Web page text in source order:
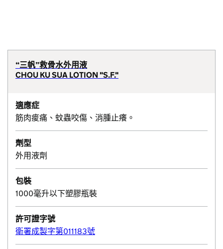
“三帆”救骨水外用液
CHOU KU SUA LOTION "S.F."
適應症
筋肉痠痛、蚊蟲咬傷、消腫止癢。
劑型
外用液劑
包裝
1000毫升以下塑膠瓶裝
許可證字號
衛署成製字第011183號